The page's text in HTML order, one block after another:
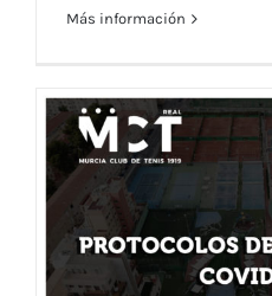
Más información